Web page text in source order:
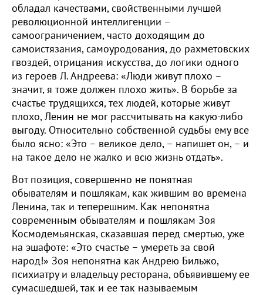
обладал качествами, свойственными лучшей
революционной интеллигенции –
самоограничением, часто доходящим до
самоистязания, самоуродования, до рахметовских
гвоздей, отрицания искусства, до логики одного
из героев Л. Андреева: «Люди живут плохо –
значит, я тоже должен плохо жить». В борьбе за
счастье трудящихся, тех людей, которые живут
плохо, Ленин не мог рассчитывать на какую-либо
выгоду. Относительно собственной судьбы ему все
было ясно: «Это – великое дело, – напишет он, – и
на такое дело не жалко и всю жизнь отдать».
Вот позиция, совершенно не понятная
обывателям и пошлякам, как жившим во времена
Ленина, так и теперешним. Как непонятна
современным обывателям и пошлякам Зоя
Космодемьянская, сказавшая перед смертью, уже
на эшафоте: «Это счастье – умереть за свой
народ!» Зоя непонятна как Андрею Бильжо,
психиатру и владельцу ресторана, объявившему ее
сумасшедшей, так и ее так называемым